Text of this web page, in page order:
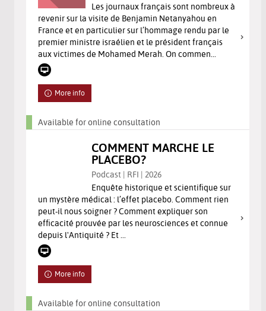
Les journaux français sont nombreux à
revenir sur la visite de Benjamin Netanyahou en
France et en particulier sur l’hommage rendu par le
premier ministre israélien et le président français
aux victimes de Mohamed Merah. On commen...
More info
Available for online consultation
COMMENT MARCHE LE
PLACEBO?
Podcast | RFI | 2026
Enquête historique et scientifique sur
un mystère médical : l’effet placebo. Comment rien
peut-il nous soigner ? Comment expliquer son
efficacité prouvée par les neurosciences et connue
depuis l'Antiquité ? Et ...
More info
Available for online consultation